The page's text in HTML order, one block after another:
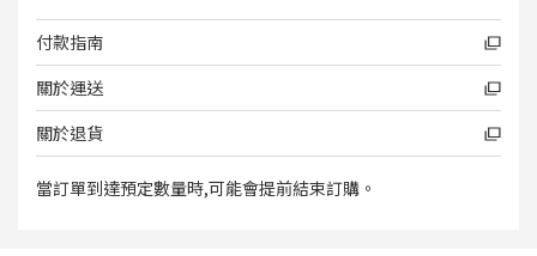
付款指南
關於運送
關於退貨
當訂單到達預定數量時,可能會提前結束訂購。